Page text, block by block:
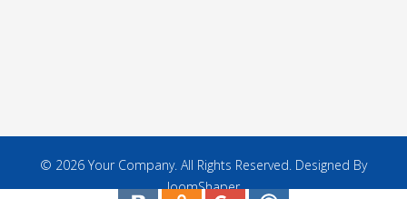
© 2026 Your Company. All Rights Reserved. Designed By
JoomShaper